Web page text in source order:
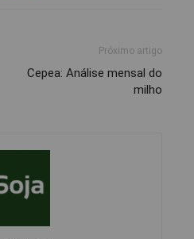
Próximo artigo
Cepea: Análise mensal do
milho